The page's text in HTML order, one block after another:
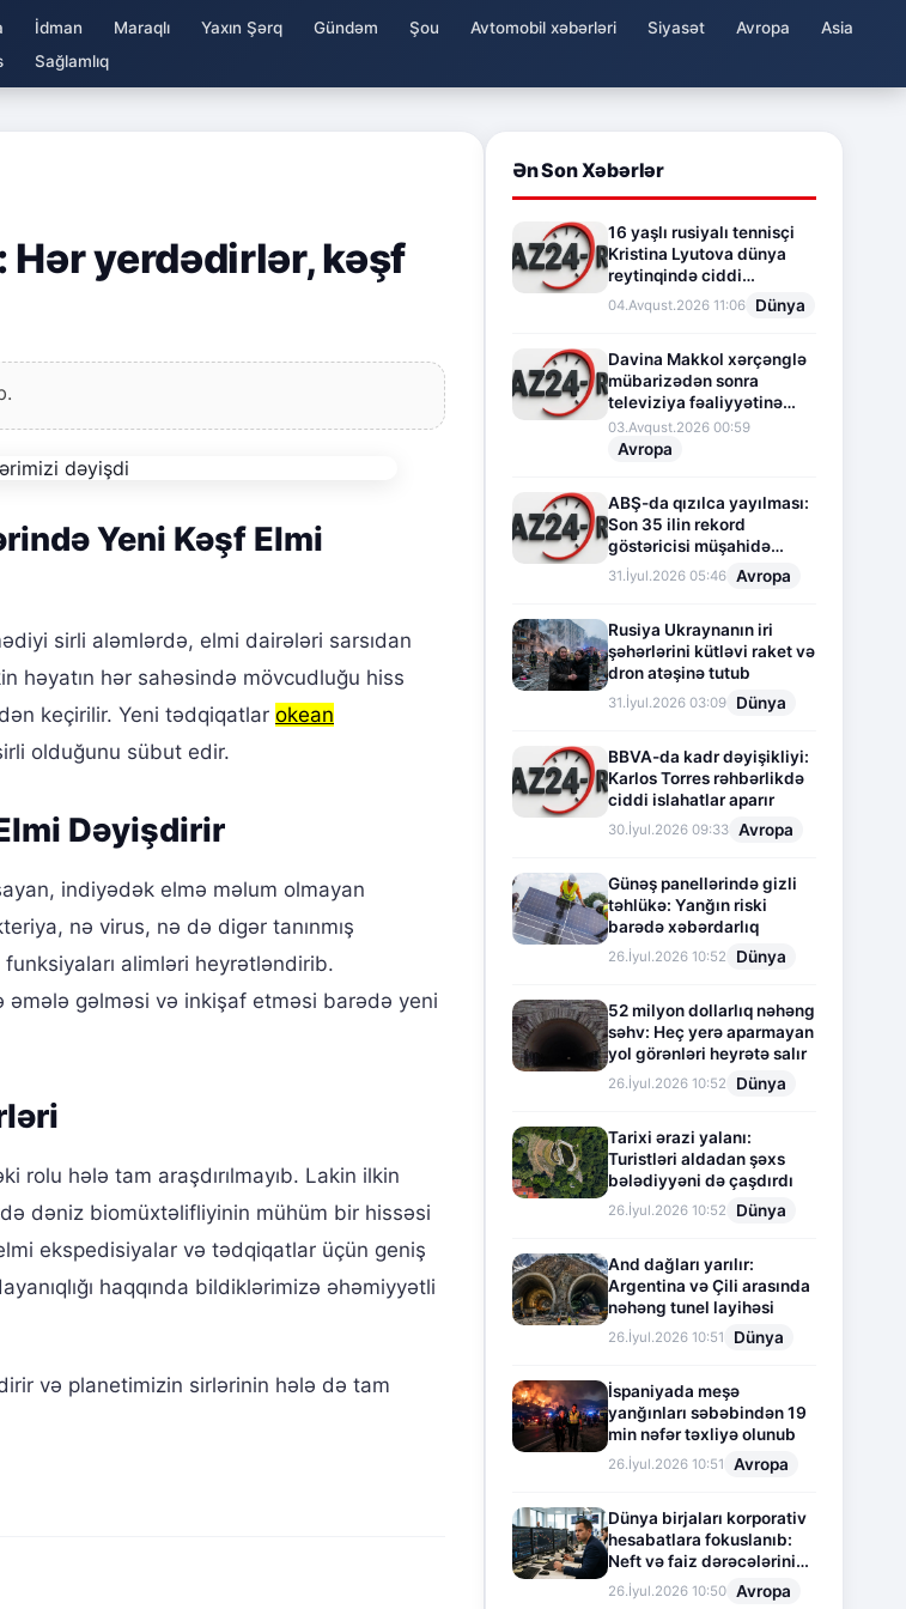
İdman Maraqlı Yaxın Şərq Gündəm Şou Avtomobil xəbərləri Siyasət Avropa
Asia
Sağlamlıq
yerdədirlər, kəşf
Yeni Kəşf Elmi
sirli aləmlərdə, elmi dairələri sarsıdan
həyatın hər sahəsində mövcudluğu hiss
keçirilir. Yeni tədqiqatlar okean
olduğunu sübut edir.
Dəyişdirir
indiyədək elmə məlum olmayan
nə virus, nə də digər tanınmış
alimləri heyrətləndirib.
gəlməsi və inkişaf etməsi barədə yeni
rolu hələ tam araşdırılmayıb. Lakin ilkin
dəniz biomüxtəlifliyinin mühüm bir hissəsi
ekspedisiyalar və tədqiqatlar üçün geniş
haqqında bildiklərimizə əhəmiyyətli
və planetimizin sirlərinin hələ də tam
Ən Son Xəbərlər
16 yaşlı rusiyalı tennisçi
Kristina Lyutova dünya
reytinqində ciddi
irəliləyişə imza atdı
04.Avqust.2026 11:06 Dünya
Davina Makkol xərçənglə
mübarizədən sonra
televiziya fəaliyyətinə
fasilə verir
03.Avqust.2026 00:59
Avropa
ABŞ-da qızılca yayılması:
Son 35 ilin rekord
göstəricisi müşahidə
olunur
31.İyul.2026 05:46 Avropa
Rusiya Ukraynanın iri
şəhərlərini kütləvi raket və
dron atəşinə tutub
31.İyul.2026 03:09 Dünya
BBVA-da kadr dəyişikliyi:
Karlos Torres rəhbərlikdə
ciddi islahatlar aparır
30.İyul.2026 09:33 Avropa
Günəş panellərində gizli
təhlükə: Yanğın riski
barədə xəbərdarlıq
26.İyul.2026 10:52 Dünya
52 milyon dollarlıq nəhəng
səhv: Heç yerə aparmayan
yol görənləri heyrətə salır
26.İyul.2026 10:52 Dünya
Tarixi ərazi yalanı:
Turistləri aldadan şəxs
bələdiyyəni də çaşdırdı
26.İyul.2026 10:52 Dünya
And dağları yarılır:
Argentina və Çili arasında
nəhəng tunel layihəsi
26.İyul.2026 10:51 Dünya
İspaniyada meşə
yanğınları səbəbindən 19
min nəfər təxliyə olunub
26.İyul.2026 10:51 Avropa
Dünya birjaları korporativ
hesabatlara fokuslanıb:
Neft və faiz dərəcələrinin
təsiri altında cari vəziyyət
26.İyul.2026 10:50 Avropa